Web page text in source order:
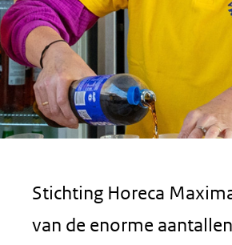
Stichting Horeca
van de enorme aantallen